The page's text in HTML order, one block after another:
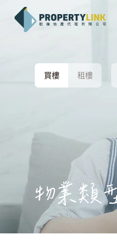
買樓 租樓